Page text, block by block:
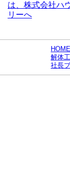
は、株式会社ハ
リーへ
HOME
解体
社長